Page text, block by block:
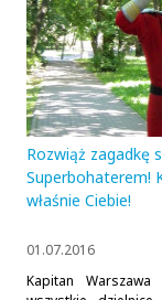
Rozwiąż zagadkę
Superbohaterem!
właśnie Ciebie!
01.07.2016
Kapitan